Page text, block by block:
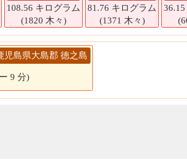
108.56 キログラム
(1820 木々)
81.76 キログラム
(1371 木々)
児島県大島郡 徳之島
9 分)